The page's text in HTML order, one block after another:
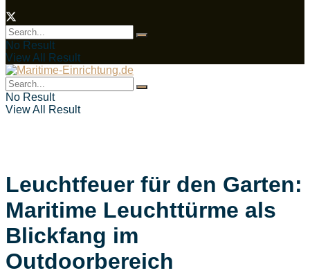
No Result
View All Result
No Result
View All Result
Leuchtfeuer für den Garten:
Maritime Leuchttürme als
Blickfang im
Outdoorbereich